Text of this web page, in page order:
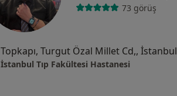
73 görüş
Topkapı, Turgut Özal Millet Cd,, İstanbul
İstanbul Tıp Fakültesi Hastanesi